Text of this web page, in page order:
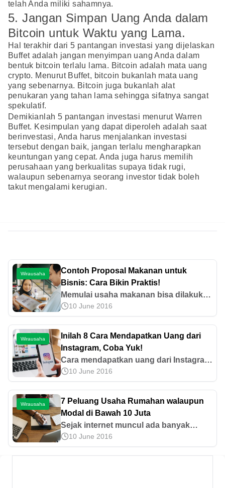
telah Anda miliki sahamnya.
5. Jangan Simpan Uang Anda dalam
Bitcoin untuk Waktu yang Lama.
Hal terakhir dari 5 pantangan investasi yang dijelaskan
Buffet adalah jangan menyimpan uang Anda dalam
bentuk bitcoin terlalu lama. Bitcoin adalah mata uang
crypto. Menurut Buffet, bitcoin bukanlah mata uang
yang sebenarnya. Bitcoin juga bukanlah alat
penukaran yang tahan lama sehingga sifatnya sangat
spekulatif.
Demikianlah 5 pantangan investasi menurut Warren
Buffet. Kesimpulan yang dapat diperoleh adalah saat
berinvestasi, Anda harus menjalankan investasi
tersebut dengan baik, jangan terlalu mengharapkan
keuntungan yang cepat. Anda juga harus memilih
perusahaan yang berkualitas supaya tidak rugi,
walaupun sebenarnya seorang investor tidak boleh
takut mengalami kerugian.
Wirausaha
Contoh Proposal Makanan untuk
Bisnis: Cara Bikin Praktis!
Memulai usaha makanan bisa dilakukan
dengan membuat proposal dulu. Yuk,
cari tahu cara membuat proposal usaha
makanan dan contohnya di sini!
10 June 2016
Wirausaha
Inilah 8 Cara Mendapatkan Uang dari
Instagram, Coba Yuk!
Cara mendapatkan uang dari Instagram
sangat beragam, mulai menjadi
selebgram, content creator, hingga
admin akun bisnis. Ketahui cara lainnya
di sini, yuk!
10 June 2016
Wirausaha
7 Peluang Usaha Rumahan walaupun
Modal di Bawah 10 Juta
Sejak internet muncul ada banyak
sekali peluang usaha baru yang
menunggu untuk dikembangkan, salah
10 June 2016